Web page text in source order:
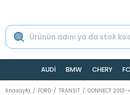
AUDİ BMW CHERY
Anasayfa FORD TRANSİT CONNECT 2013-